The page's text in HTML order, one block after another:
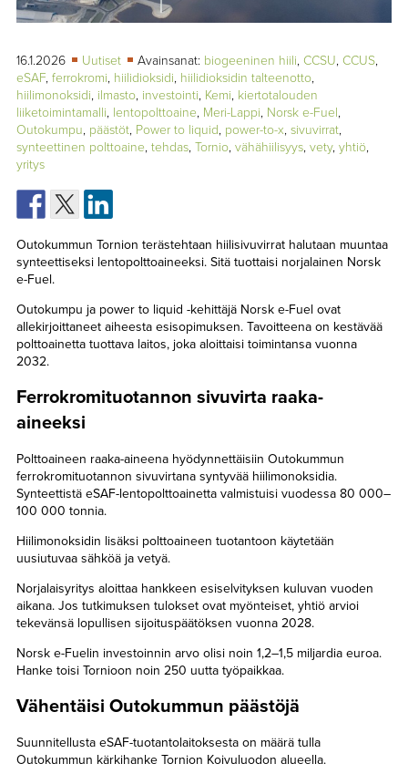
TAPAHTUMAT
YHTEYSTIEDOT
16.1.2026 Uutiset Avainsanat: biogeeninen hiili, CCSU, CCUS,
eSAF, ferrokromi, hiilidioksidi, hiilidioksidin talteenotto,
hiilimonoksidi, ilmasto, investointi, Kemi, kiertotalouden
liiketoimintamalli, lentopolttoaine, Meri-Lappi, Norsk e-Fuel,
Outokumpu, päästöt, Power to liquid, power-to-x, sivuvirrat,
synteettinen polttoaine, tehdas, Tornio, vähähiilisyys, vety, yhtiö,
yritys
Outokummun Tornion terästehtaan hiilisivuvirrat halutaan muuntaa
synteettiseksi lentopolttoaineeksi. Sitä tuottaisi norjalainen Norsk
e-Fuel.
Outokumpu ja power to liquid -kehittäjä Norsk e-Fuel ovat
allekirjoittaneet aiheesta esisopimuksen. Tavoitteena on kestävää
polttoainetta tuottava laitos, joka aloittaisi toimintansa vuonna
2032.
Ferrokromituotannon sivuvirta raaka-
aineeksi
Polttoaineen raaka-aineena hyödynnettäisiin Outokummun
ferrokromituotannon sivuvirtana syntyvää hiilimonoksidia.
Synteettistä eSAF-lentopolttoainetta valmistuisi vuodessa 80 000–
100 000 tonnia.
Hiilimonoksidin lisäksi polttoaineen tuotantoon käytetään
uusiutuvaa sähköä ja vetyä.
Norjalaisyritys aloittaa hankkeen esiselvityksen kuluvan vuoden
aikana. Jos tutkimuksen tulokset ovat myönteiset, yhtiö arvioi
tekevänsä lopullisen sijoituspäätöksen vuonna 2028.
Norsk e-Fuelin investoinnin arvo olisi noin 1,2–1,5 miljardia euroa.
Hanke toisi Tornioon noin 250 uutta työpaikkaa.
Vähentäisi Outokummun päästöjä
Suunnitellusta eSAF-tuotantolaitoksesta on määrä tulla
Outokummun kärkihanke Tornion Koivuluodon alueella.